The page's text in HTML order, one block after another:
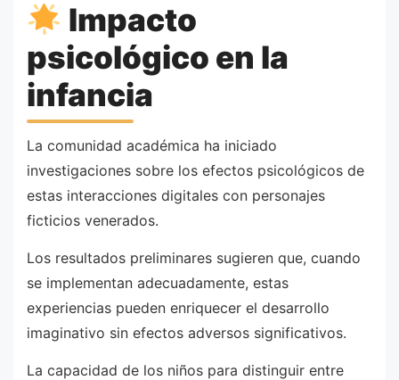
Impacto
psicológico en la
infancia
La comunidad académica ha iniciado
investigaciones sobre los efectos psicológicos de
estas interacciones digitales con personajes
ficticios venerados.
Los resultados preliminares sugieren que, cuando
se implementan adecuadamente, estas
experiencias pueden enriquecer el desarrollo
imaginativo sin efectos adversos significativos.
La capacidad de los niños para distinguir entre